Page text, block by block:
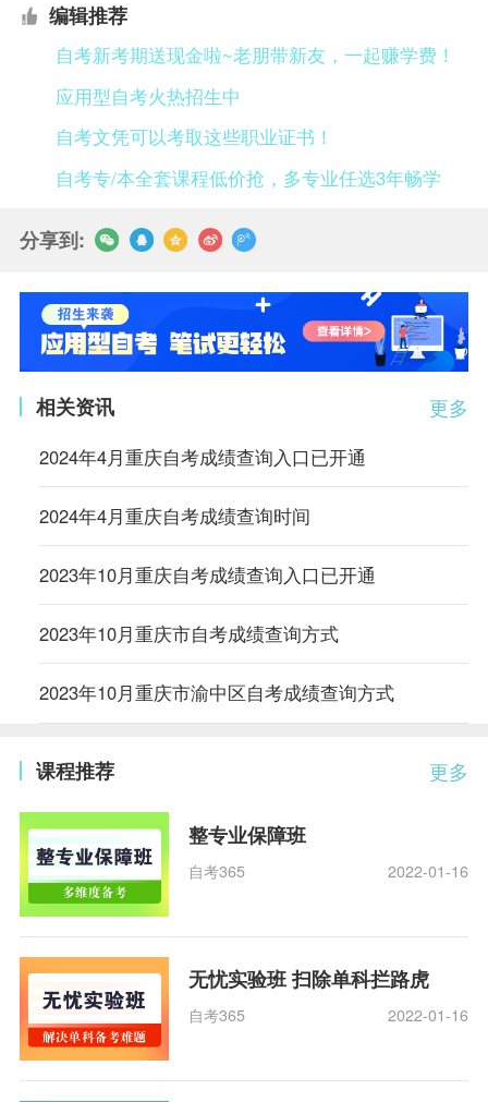
编辑推荐
自考新考期送现金啦~老朋带新友，一起赚学费！
应用型自考火热招生中
自考文凭可以考取这些职业证书！
自考专/本全套课程低价抢，多专业任选3年畅学
分享到:
更多
相关资讯
2024年4月重庆自考成绩查询入口已开通
2024年4月重庆自考成绩查询时间
2023年10月重庆自考成绩查询入口已开通
2023年10月重庆市自考成绩查询方式
2023年10月重庆市渝中区自考成绩查询方式
更多
课程推荐
整专业保障班
自考365 2022-01-16
无忧实验班 扫除单科拦路虎
自考365 2022-01-16